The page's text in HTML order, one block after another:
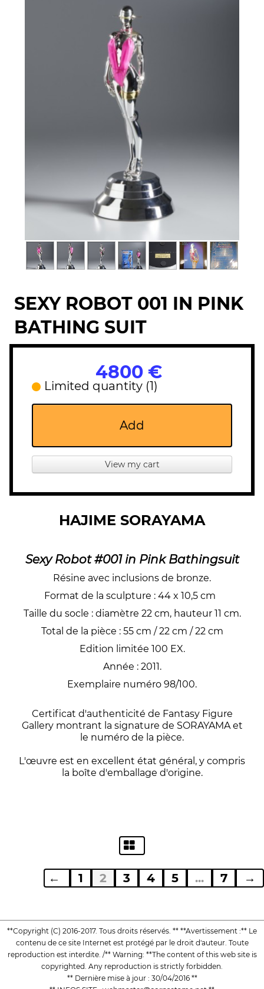
SEXY ROBOT 001 IN PINK
BATHING SUIT
4800 €
Limited quantity (1)
Add
View my cart
HAJIME SORAYAMA
Sexy Robot #001 in Pink Bathingsuit
Résine avec inclusions de bronze.
Format de la sculpture : 44 x 10,5 cm
Taille du socle : diamètre 22 cm, hauteur 11 cm.
Total de la pièce : 55 cm / 22 cm / 22 cm
Edition limitée 100 EX.
Année : 2011.
Exemplaire numéro 98/100.
Certificat d'authenticité de Fantasy Figure
Gallery montrant la signature de SORAYAMA et
le numéro de la pièce.
L'œuvre est en excellent état général, y compris
la boîte d'emballage d'origine.
← 1 2 3 4 5 ... 7 →
**Copyright (C) 2016-2017. Tous droits réservés. ** **Avertissement :** Le
contenu de ce site Internet est protégé par le droit d'auteur. Toute
reproduction est interdite. /** Warning: **The content of this web site is
copyrighted. Any reproduction is strictly forbidden.
** Dernière mise à jour : 30/04/2016 **